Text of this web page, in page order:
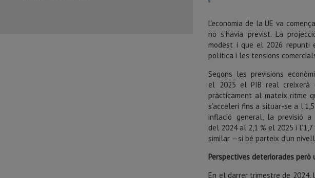
L’economia de la UE va
no s’havia previst. La
modest i que el 2026 repunti
política i les tensions
Segons les previsions
el 2025 el PIB real
pràcticament al mateix ritme
s’acceleri fins a situar-se a
inflació general, la previsió
del 2024 al 2,1 % el 2025 i
similar —si bé parteix d’un
Perspectives deteriorades però
En el darrer trimestre de 2024,